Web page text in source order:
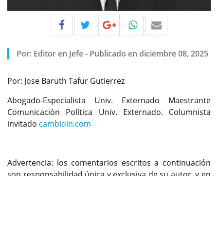
Por: Editor en Jefe- Publicado en diciembre 08, 2025
Por: Jose Baruth Tafur Gutierrez
Abogado-Especialista Univ. Externado Maestrante
Comunicación Política Univ. Externado. Columnista
invitado cambioin.com
Advertencia: los comentarios escritos a continuación
son responsabilidad única y exclusiva de su autor, y en